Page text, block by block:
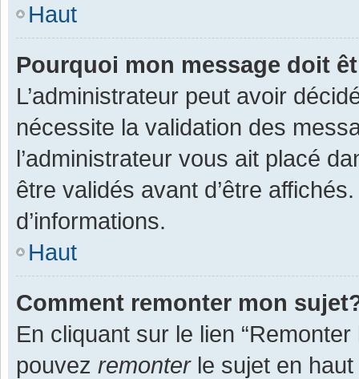
Haut
Pourquoi mon message doit
L’administrateur peut avoir
nécessite la validation des
l’administrateur vous ait placé
être validés avant d’être
d’informations.
Haut
Comment remonter mon
En cliquant sur le lien
pouvez remonterle sujet en haut